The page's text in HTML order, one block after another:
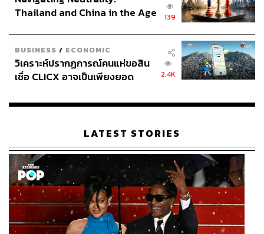
Thailand and China in the Age
139
BUSINESS / ECONOMIC
วิเคราะห์ปรากฏการณ์คนแห่ขอสิน
เชื่อ CLICX อาจเป็นเพียงยอด
เรือนไทยที่ถูกซุกไว้
2.4K
LATEST STORIES